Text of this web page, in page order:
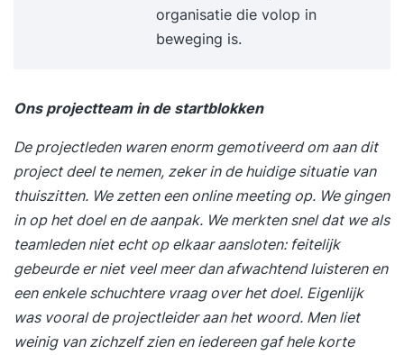
organisatie die volop in
beweging is.
Ons projectteam in de startblokken
De projectleden waren enorm gemotiveerd om aan dit
project deel te nemen, zeker in de huidige situatie van
thuiszitten. We zetten een online meeting op. We gingen
in op het doel en de aanpak. We merkten snel dat we als
teamleden niet echt op elkaar aansloten: feitelijk
gebeurde er niet veel meer dan afwachtend luisteren en
een enkele schuchtere vraag over het doel. Eigenlijk
was vooral de projectleider aan het woord. Men liet
weinig van zichzelf zien en iedereen gaf hele korte